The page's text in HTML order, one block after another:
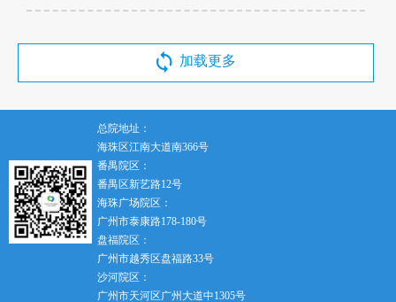
加载更多
总院地址：
海珠区江南大道南366号
番禺院区：
番禺区新艺路12号
海珠广场院区：
广州市泰康路178-180号
盘福院区：
广州市越秀区盘福路33号
沙河院区：
广州市天河区广州大道中1305号